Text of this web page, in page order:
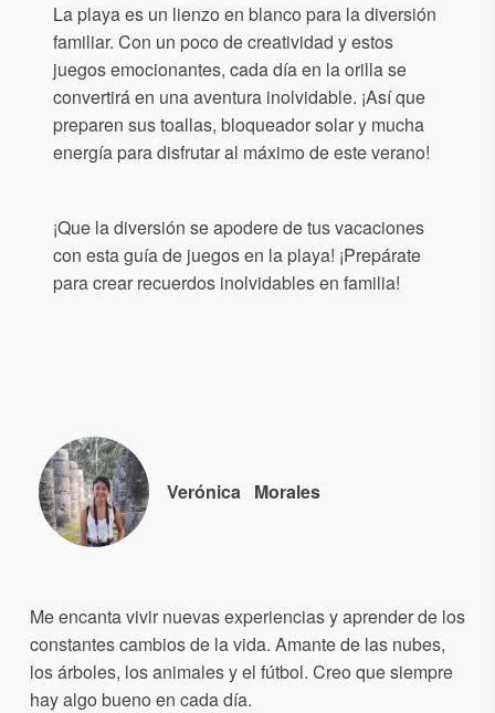
La playa es un lienzo en blanco para la diversión
familiar. Con un poco de creatividad y estos
juegos emocionantes, cada día en la orilla se
convertirá en una aventura inolvidable. ¡Así que
preparen sus toallas, bloqueador solar y mucha
energía para disfrutar al máximo de este verano!
¡Que la diversión se apodere de tus vacaciones
con esta guía de juegos en la playa! ¡Prepárate
para crear recuerdos inolvidables en familia!
Verónica Morales
Me encanta vivir nuevas experiencias y aprender de los
constantes cambios de la vida. Amante de las nubes,
los árboles, los animales y el fútbol. Creo que siempre
hay algo bueno en cada día.